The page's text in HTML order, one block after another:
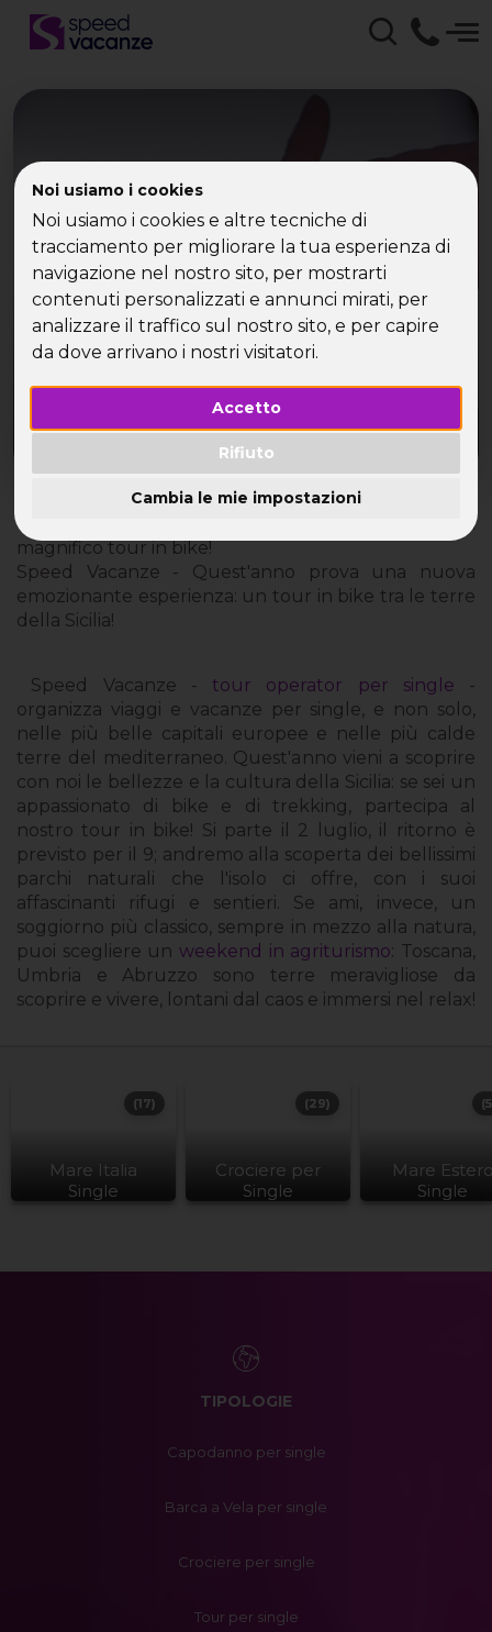
Noi usiamo i cookies
Noi usiamo i cookies e altre tecniche di
tracciamento per migliorare la tua esperienza di
navigazione nel nostro sito, per mostrarti
contenuti personalizzati e annunci mirati, per
analizzare il traffico sul nostro sito, e per capire
da dove arrivano i nostri visitatori.
Accetto
Rifiuto
Cambia le mie impostazioni
Vacanza in Sicilia Speed
Vacanze - weekend,
vacanze e viaggi per
single
Vacanza in Sicilia - Scopri i sapori dell'Etna in un
magnifico tour in bike!
Speed Vacanze - Quest'anno prova una nuova
emozionante esperienza: un tour in bike tra le terre
della Sicilia!
Speed Vacanze - tour operator per single -
organizza viaggi e vacanze per single, e non solo,
nelle più belle capitali europee e nelle più calde
terre del mediterraneo. Quest'anno vieni a scoprire
con noi le bellezze e la cultura della Sicilia: se sei un
appassionato di bike e di trekking, partecipa al
nostro tour in bike! Si parte il 2 luglio, il ritorno è
previsto per il 9; andremo alla scoperta dei bellissimi
parchi naturali che l'isolo ci offre, con i suoi
affascinanti rifugi e sentieri. Se ami, invece, un
soggiorno più classico, sempre in mezzo alla natura,
puoi scegliere un weekend in agriturismo: Toscana,
Umbria e Abruzzo sono terre meravigliose da
scoprire e vivere, lontani dal caos e immersi nel relax!
Mare Italia
Single
(17)
Crociere per
Single
(29)
Mare
Single
TIPOLOGIE
Capodanno per single
Barca a Vela per single
Crociere per single
Tour per single